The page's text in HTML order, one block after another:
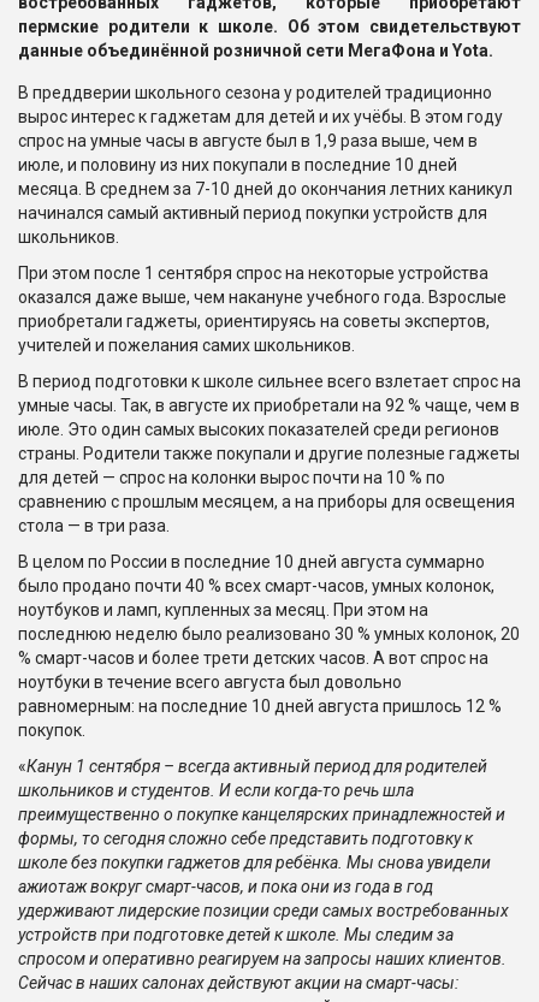
пермские родители к школе. Об этом свидетельствуют
данные объединённой розничной сети МегаФона и Yota.
В преддверии школьного сезона у родителей традиционно
вырос интерес к гаджетам для детей и их учёбы. В этом году
спрос на умные часы в августе был в 1,9 раза выше, чем в
июле, и половину из них покупали в последние 10 дней
месяца. В среднем за 7-10 дней до окончания летних каникул
начинался самый активный период покупки устройств для
школьников.
При этом после 1 сентября спрос на некоторые устройства
оказался даже выше, чем накануне учебного года. Взрослые
приобретали гаджеты, ориентируясь на советы экспертов,
учителей и пожелания самих школьников.
В период подготовки к школе сильнее всего взлетает спрос на
умные часы. Так, в августе их приобретали на 92 % чаще, чем в
июле. Это один самых высоких показателей среди регионов
страны. Родители также покупали и другие полезные гаджеты
для детей — спрос на колонки вырос почти на 10 % по
сравнению с прошлым месяцем, а на приборы для освещения
стола — в три раза.
В целом по России в последние 10 дней августа суммарно
было продано почти 40 % всех смарт-часов, умных колонок,
ноутбуков и ламп, купленных за месяц. При этом на
последнюю неделю было реализовано 30 % умных колонок, 20
% смарт-часов и более трети детских часов. А вот спрос на
ноутбуки в течение всего августа был довольно
равномерным: на последние 10 дней августа пришлось 12 %
покупок.
«Канун 1 сентября – всегда активный период для родителей
школьников и студентов. И если когда-то речь шла
преимущественно о покупке канцелярских принадлежностей и
формы, то сегодня сложно себе представить подготовку к
школе без покупки гаджетов для ребёнка. Мы снова увидели
ажиотаж вокруг смарт-часов, и пока они из года в год
удерживают лидерские позиции среди самых востребованных
устройств при подготовке детей к школе. Мы следим за
спросом и оперативно реагируем на запросы наших клиентов.
Сейчас в наших салонах действуют акции на смарт-часы: